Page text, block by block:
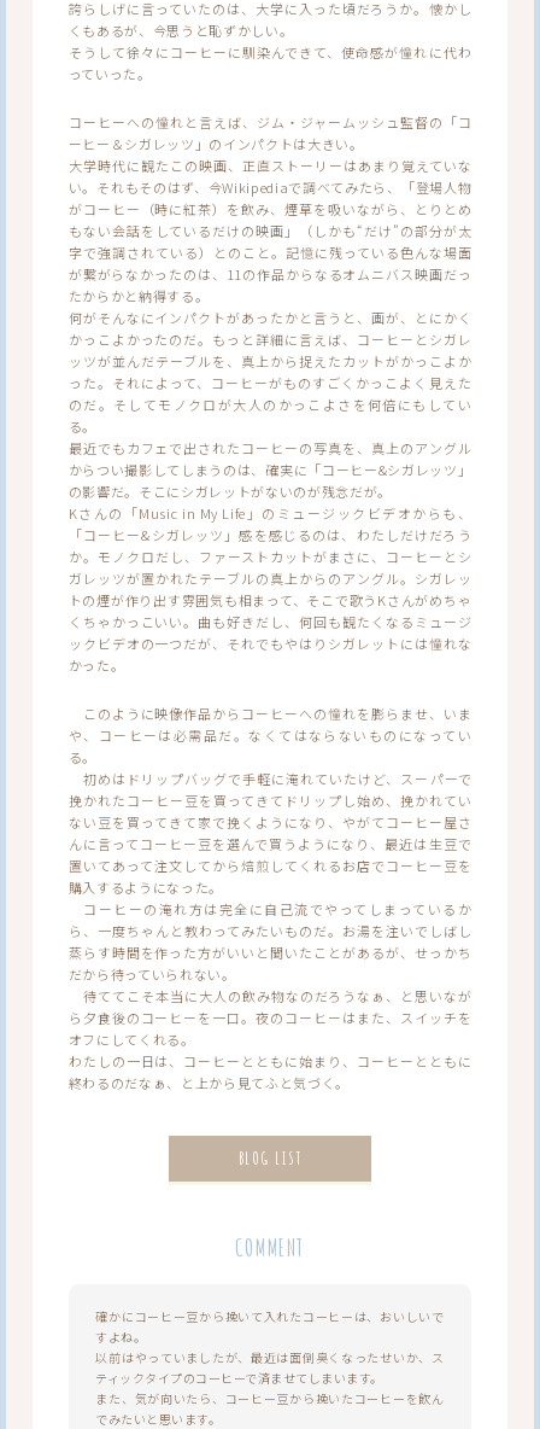
誇らしげに言っていたのは、大学に入った頃だろうか。懐かし
くもあるが、今思うと恥ずかしい。
そうして徐々にコーヒーに馴染んできて、使命感が憧れに代わ
っていった。
コーヒーへの憧れと言えば、ジム・ジャームッシュ監督の「コ
ーヒー＆シガレッツ」のインパクトは大きい。
大学時代に観たこの映画、正直ストーリーはあまり覚えていな
い。それもそのはず、今Wikipediaで調べてみたら、「登場人物
がコーヒー（時に紅茶）を飲み、煙草を吸いながら、とりとめ
もない会話をしているだけの映画」（しかも“だけ”の部分が太
字で強調されている）とのこと。記憶に残っている色んな場面
が繋がらなかったのは、11の作品からなるオムニバス映画だっ
たからかと納得する。
何がそんなにインパクトがあったかと言うと、画が、とにかく
かっこよかったのだ。もっと詳細に言えば、コーヒーとシガレ
ッツが並んだテーブルを、真上から捉えたカットがかっこよか
った。それによって、コーヒーがものすごくかっこよく見えた
のだ。そしてモノクロが大人のかっこよさを何倍にもしてい
る。
最近でもカフェで出されたコーヒーの写真を、真上のアングル
からつい撮影してしまうのは、確実に「コーヒー&シガレッツ」
の影響だ。そこにシガレットがないのが残念だが。
Kさんの「Music in My Life」のミュージックビデオからも、
「コーヒー&シガレッツ」感を感じるのは、わたしだけだろう
か。モノクロだし、ファーストカットがまさに、コーヒーとシ
ガレッツが置かれたテーブルの真上からのアングル。シガレッ
トの煙が作り出す雰囲気も相まって、そこで歌うKさんがめちゃ
くちゃかっこいい。曲も好きだし、何回も観たくなるミュージ
ックビデオの一つだが、それでもやはりシガレットには憧れな
かった。
このように映像作品からコーヒーへの憧れを膨らませ、いま
や、コーヒーは必需品だ。なくてはならないものになってい
る。
初めはドリップバッグで手軽に淹れていたけど、スーパーで
挽かれたコーヒー豆を買ってきてドリップし始め、挽かれてい
ない豆を買ってきて家で挽くようになり、やがてコーヒー屋さ
んに言ってコーヒー豆を選んで買うようになり、最近は生豆で
置いてあって注文してから焙煎してくれるお店でコーヒー豆を
購入するようになった。
コーヒーの淹れ方は完全に自己流でやってしまっているか
ら、一度ちゃんと教わってみたいものだ。お湯を注いでしばし
蒸らす時間を作った方がいいと聞いたことがあるが、せっかち
だから待っていられない。
待ててこそ本当に大人の飲み物なのだろうなぁ、と思いなが
ら夕食後のコーヒーを一口。夜のコーヒーはまた、スイッチを
オフにしてくれる。
わたしの一日は、コーヒーとともに始まり、コーヒーとともに
終わるのだなぁ、と上から見てふと気づく。
BLOG LIST
COMMENT
確かにコーヒー豆から挽いて入れたコーヒーは、おいしいで
すよね。
以前はやっていましたが、最近は面倒臭くなったせいか、ス
ティックタイプのコーヒーで済ませてしまいます。
また、気が向いたら、コーヒー豆から挽いたコーヒーを飲ん
でみたいと思います。